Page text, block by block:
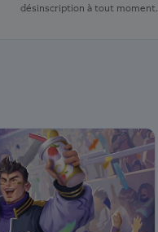
désinscription à tout moment.